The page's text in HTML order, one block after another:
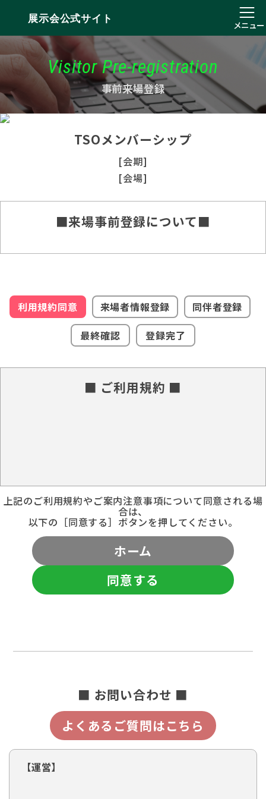
展示会公式サイト
メニュー
Visitor Pre-registration
事前来場登録
TSOメンバーシップ
[会期]
[会場]
■来場事前登録について■
利用規約同意 来場者情報登録
同伴者登録
最終確認
登録完了
■ ご利用規約 ■
上記のご利用規約やご案内注意事項について同意される場
合は、
以下の［同意する］ボタンを押してください。
ホーム
同意する
■ お問い合わせ ■
よくあるご質問はこちら
【運営】